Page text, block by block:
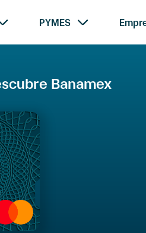
PYMES
Banamex